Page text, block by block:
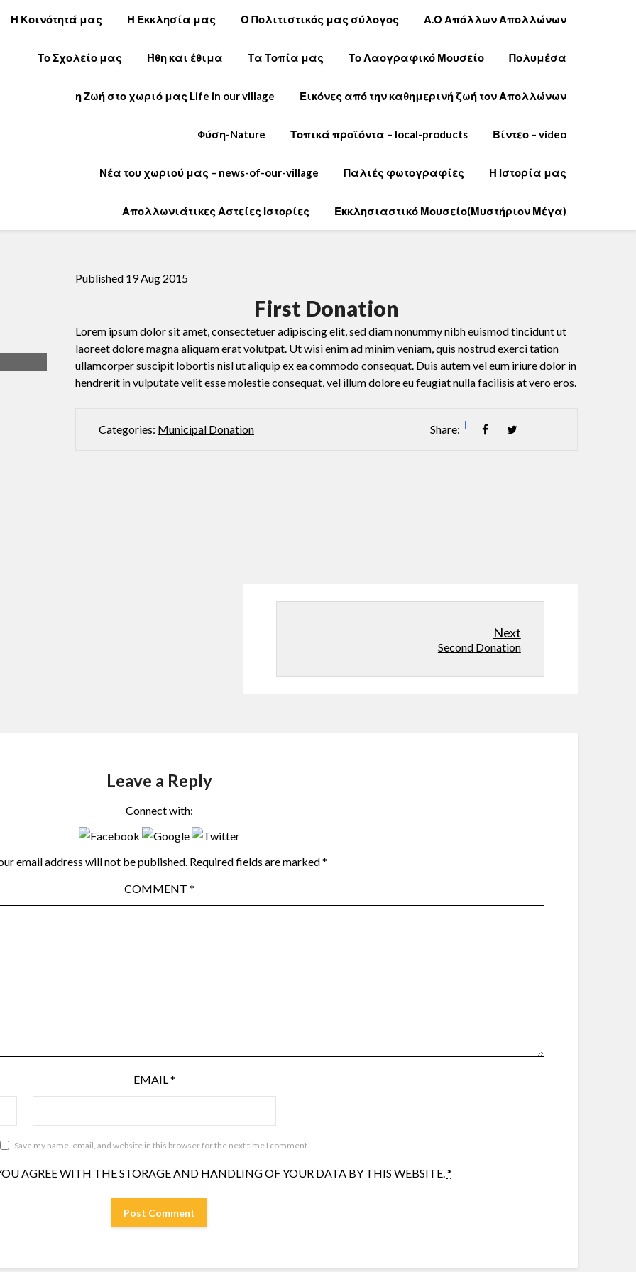
Η Κοινότητά μας Η Εκκλησία μας Ο Πολιτιστικός μας σύλογος Α.Ο Απόλλων Απολλώνων
Το Σχολείο μας Ήθη και έθιμα Τα Τοπία μας Το Λαογραφικό Μουσείο Πολυμέσα
η Ζωή στο χωριό μας Life in our village Εικόνες από την καθημερινή ζωή τον Απολλώνων
Φύση-Nature Τοπικά προϊόντα – local-products Βίντεο – video
Νέα του χωριού μας – news-of-our-village Παλιές φωτογραφίες Η Ιστορία μας
Απολλωνιάτικες Αστείες Ιστορίες Εκκλησιαστικό Μουσείο(Μυστήριον Μέγα)
Published 19 Aug 2015
First Donation
Lorem ipsum dolor sit amet, consectetuer adipiscing elit, sed diam nonummy nibh euismod tincidunt ut
laoreet dolore magna aliquam erat volutpat. Ut wisi enim ad minim veniam, quis nostrud exerci tation
ullamcorper suscipit lobortis nisl ut aliquip ex ea commodo consequat. Duis autem vel eum iriure dolor in
hendrerit in vulputate velit esse molestie consequat, vel illum dolore eu feugiat nulla facilisis at vero eros.
Categories: Municipal Donation Share:
Next
Second Donation
Leave a Reply
Connect with:
email address will not be published. Required fields are marked*
COMMENT *
EMAIL *
Save my name, email, and website in this browser for the next time I comment.
AGREE WITH THE STORAGE AND HANDLING OF YOUR DATA BY THIS WEBSITE. *